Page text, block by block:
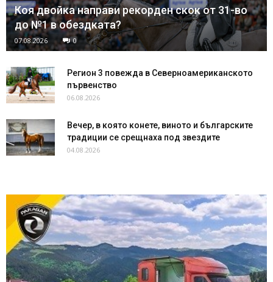
Коя двойка направи рекорден скок от 31-во
до №1 в обездката?
07.08.2026 0
Регион 3 повежда в Северноамериканското
първенство
06.08.2026
Вечер, в която конете, виното и българските
традиции се срещнаха под звездите
04.08.2026